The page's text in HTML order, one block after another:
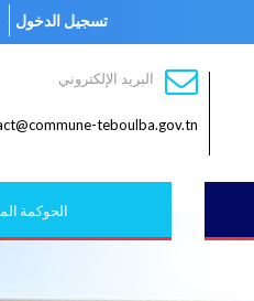
تسجيل الدخول
البريد الإلكتروني
teboulba.gov.tn
الحوكمة